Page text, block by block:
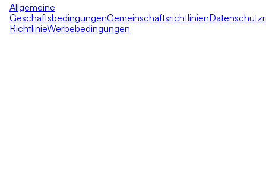
Allgemeine
GeschäftsbedingungenGemeinschaftsrichtlinien
RichtlinieWerbebedingungen